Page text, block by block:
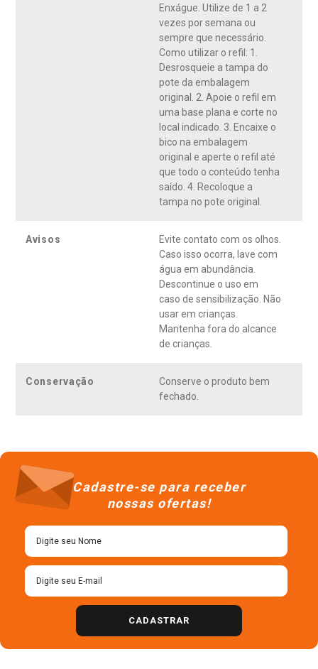
Enxágue. Utilize de 1 a 2
vezes por semana ou
sempre que necessário.
Como utilizar o refil: 1.
Desrosqueie a tampa do
pote da embalagem
original. 2. Apoie o refil em
uma base plana e corte no
local indicado. 3. Encaixe o
bico na embalagem
original e aperte o refil até
que todo o conteúdo tenha
saído. 4. Recoloque a
tampa no pote original.
Avisos
Evite contato com os olhos.
Caso isso ocorra, lave com
água em abundância.
Descontinue o uso em
caso de sensibilização. Não
usar em crianças.
Mantenha fora do alcance
de crianças.
Conservação
Conserve o produto bem
fechado.
Cadastre-se para receber
nossas ofertas!
CADASTRAR